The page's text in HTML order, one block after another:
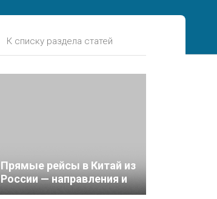
К списку раздела статей
Прямые рейсы в Китай из
России — направления и
цены